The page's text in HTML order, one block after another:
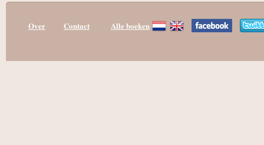
Over Contact Alle boeken